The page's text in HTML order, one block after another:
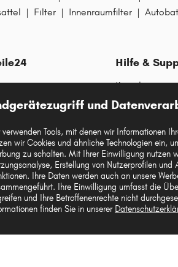
| Filter | Innenraumfilter |
Hilfe &
Kontakt
FAQs
Versandinfo
Retouren &
und
verwenden Tools, mit denen wir Informationen
wir Cookies und ähnliche Technologien ein,
zu schalten. Mit Ihrer Einwilligung nutzen
Erstellung von Nutzerprofilen
Ihre Daten werden auch an unsere
Ihre Einwilligung umfasst die
und Ihre Betroffenenrechte nicht
finden Sie in unserer